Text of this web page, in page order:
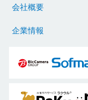
会社概要
企業情報